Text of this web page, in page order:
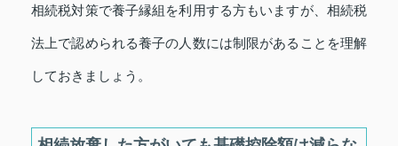
相続税対策で養子縁組を利用する方もいますが、相続税
法上で認められる養子の人数には制限があることを理解
しておきましょう。